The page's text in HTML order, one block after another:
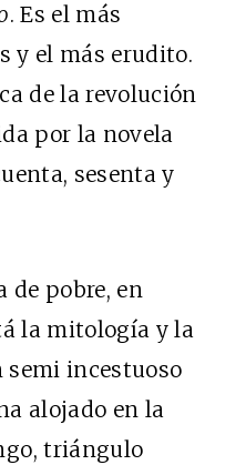
. Es el más
y el más erudito.
de la revolución
por la novela
sesenta y
de pobre, en
la mitología y la
incestuoso
alojado en la
triángulo